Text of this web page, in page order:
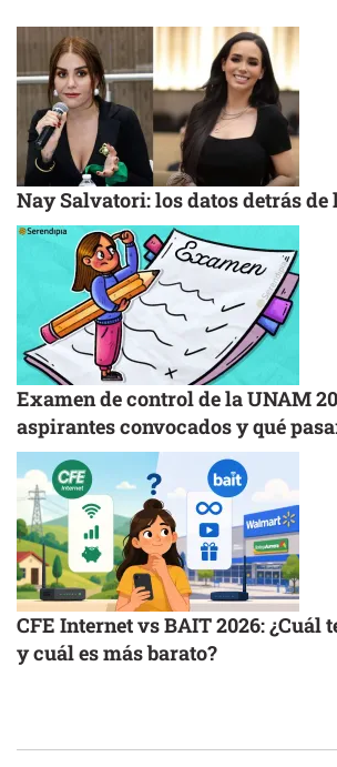
Nay Salvatori: los datos detrás
Examen de control de la UNAM
aspirantes convocados y qué
CFE Internet vs BAIT 2026: ¿Cuál
y cuál es más barato?